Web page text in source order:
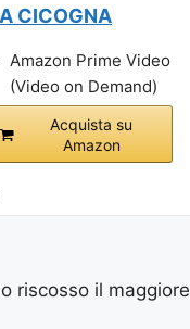
CICOGNA
Amazon Prime Video
(Video on Demand)
Acquista su
Amazon
riscosso il maggiore